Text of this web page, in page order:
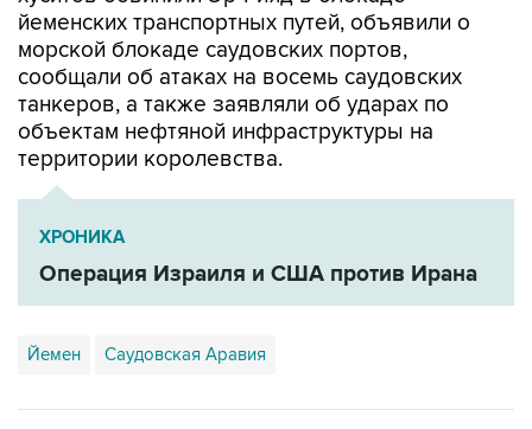
йеменских транспортных путей, объявили о
морской блокаде саудовских портов,
сообщали об атаках на восемь саудовских
танкеров, а также заявляли об ударах по
объектам нефтяной инфраструктуры на
территории королевства.
ХРОНИКА
Операция Израиля и США против Ирана
Йемен Саудовская Аравия